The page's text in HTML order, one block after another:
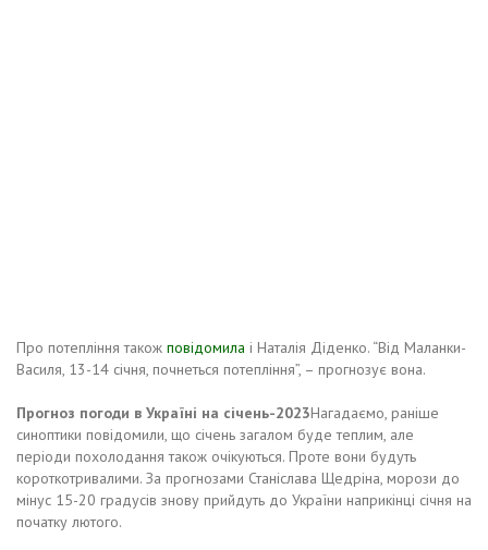
Про потепління також повідомила і Наталія Діденко. “Від Маланки-
Василя, 13-14 січня, почнеться потепління”, – прогнозує вона.
Прогноз погоди в Україні на січень-2023Нагадаємо, раніше
синоптики повідомили, що січень загалом буде теплим, але
періоди похолодання також очікуються. Проте вони будуть
короткотривалими. За прогнозами Станіслава Щедріна, морози до
мінус 15-20 градусів знову прийдуть до України наприкінці січня на
початку лютого.